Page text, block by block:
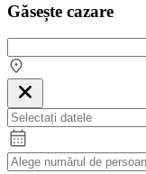
Găsește cazare